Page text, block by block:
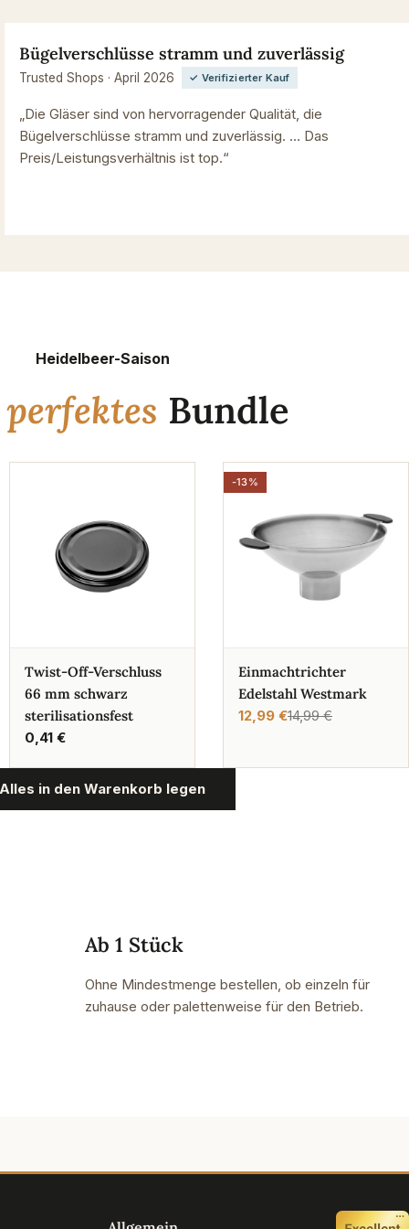
Bügelverschlüsse stramm und zuverlässig
Trusted Shops · April 2026 ✓ Verifizierter Kauf
„Die Gläser sind von hervorragender Qualität, die
Bügelverschlüsse stramm und zuverlässig. … Das
Preis/Leistungsverhältnis ist top.“
Heidelbeer-Saison
perfektes Bundle
Twist-Off-Verschluss
66 mm schwarz
sterilisationsfest
Regulärer
0,41 €
-13%
Einmachtrichter
Edelstahl Westmark
Verkaufspreis
12,99 €
Regulärer14,99 €
Alles in den Warenkorb legen
Ab 1 Stück
Ohne Mindestmenge bestellen, ob einzeln für
zuhause oder palettenweise für den Betrieb.